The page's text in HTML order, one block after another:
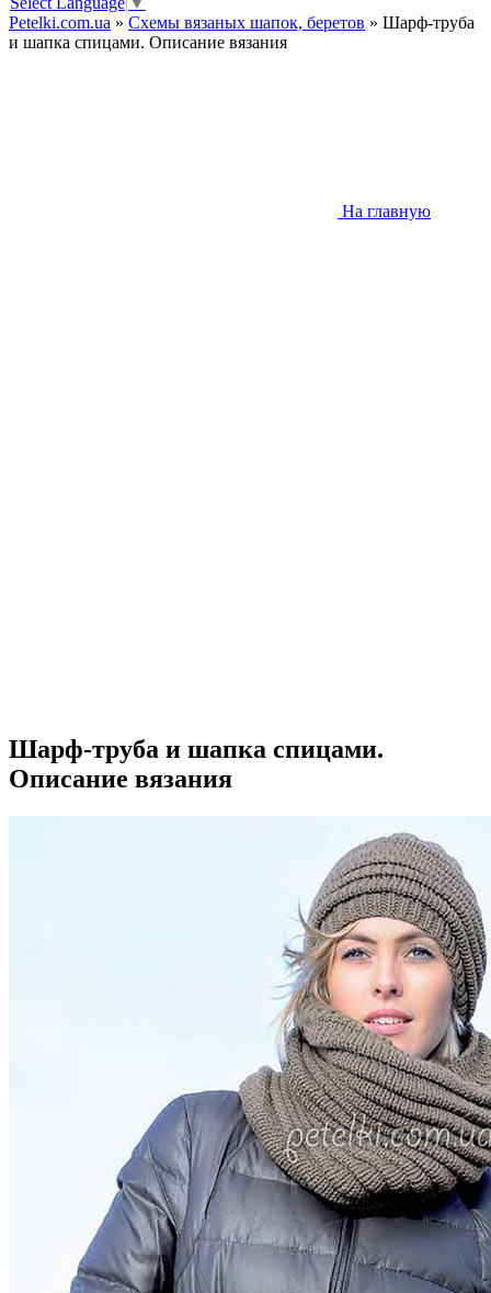
Petelki.com.ua » Схемы вязаных шапок, беретов » Шарф-труба
и шапка спицами. Описание вязания
На главную
Шарф-труба и шапка спицами.
Описание вязания